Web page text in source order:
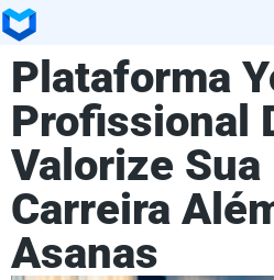
Plataforma
Profissional
Valorize Sua
Carreira
Asanas